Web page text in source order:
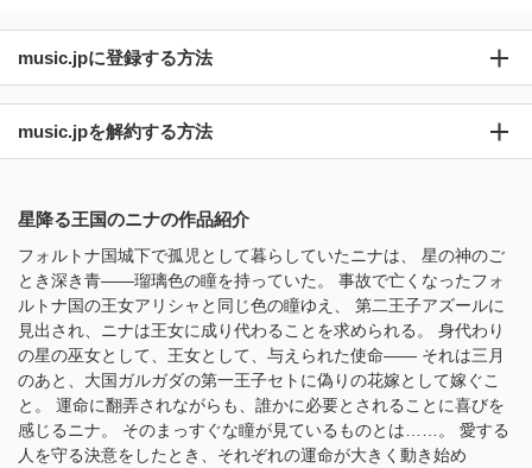
music.jpに登録する方法
music.jpを解約する方法
星降る王国のニナの作品紹介
フォルトナ国城下で孤児として暮らしていたニナは、 星の神のご
とき深き青――瑠璃色の瞳を持っていた。 事故で亡くなったフォ
ルトナ国の王女アリシャと同じ色の瞳ゆえ、 第二王子アズールに
見出され、ニナは王女に成り代わることを求められる。 身代わり
の星の巫女として、王女として、与えられた使命―― それは三月
のあと、大国ガルガダの第一王子セトに偽りの花嫁として嫁ぐこ
と。 運命に翻弄されながらも、誰かに必要とされることに喜びを
感じるニナ。 そのまっすぐな瞳が見ているものとは……。 愛する
人を守る決意をしたとき、それぞれの運命が大きく動き始め